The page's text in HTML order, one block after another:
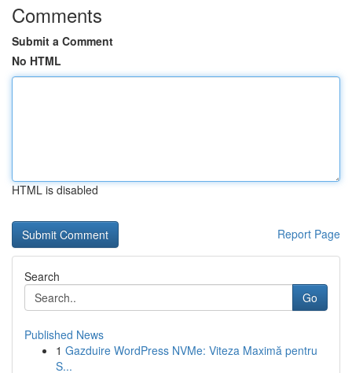
Comments
Submit a Comment
No HTML
HTML is disabled
Report Page
Search
Go
Published News
1 Gazduire WordPress NVMe: Viteza Maximă pentru
S...